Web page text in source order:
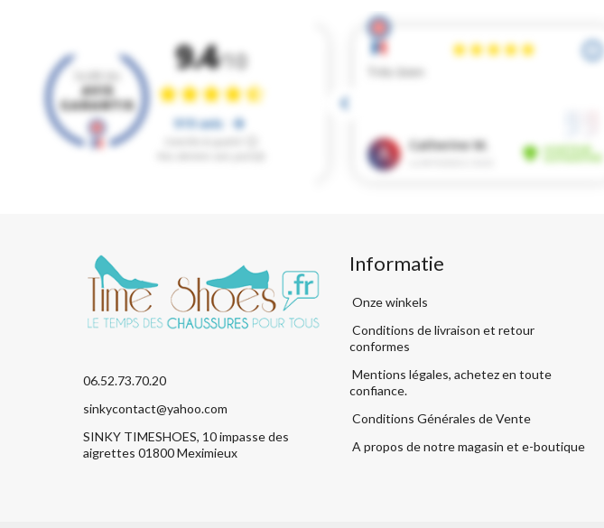
06.52.73.70.20
sinkycontact@yahoo.com
SINKY TIMESHOES, 10 impasse des
aigrettes 01800 Meximieux
Informatie
Onze winkels
Conditions de livraison et retour
conformes
Mentions légales, achetez en toute
confiance.
Conditions Générales de Vente
A propos de notre magasin et e-boutique